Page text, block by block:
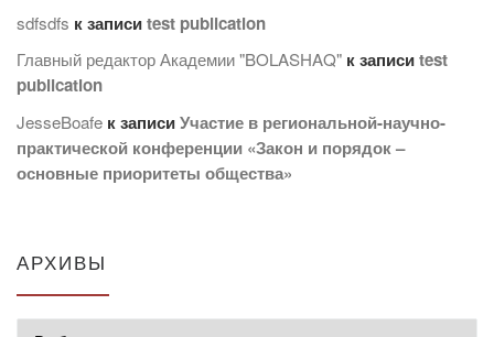
sdfsdfs к записиtest publication
Главный редактор Академии "BOLASHAQ" к записиtest
publication
JesseBoafe к записиУчастие в региональной-научно-
практической конференции «Закон и порядок –
основные приоритеты общества»
АРХИВЫ